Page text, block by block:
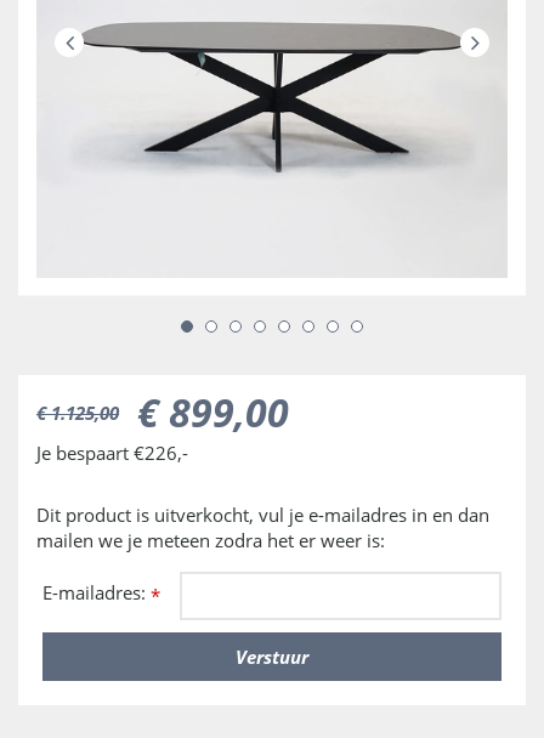
€ 1.125,00 € 899,00
Je bespaart €226,-
Dit product is uitverkocht, vul je e-mailadres in en dan
mailen we je meteen zodra het er weer is:
E-mailadres: *